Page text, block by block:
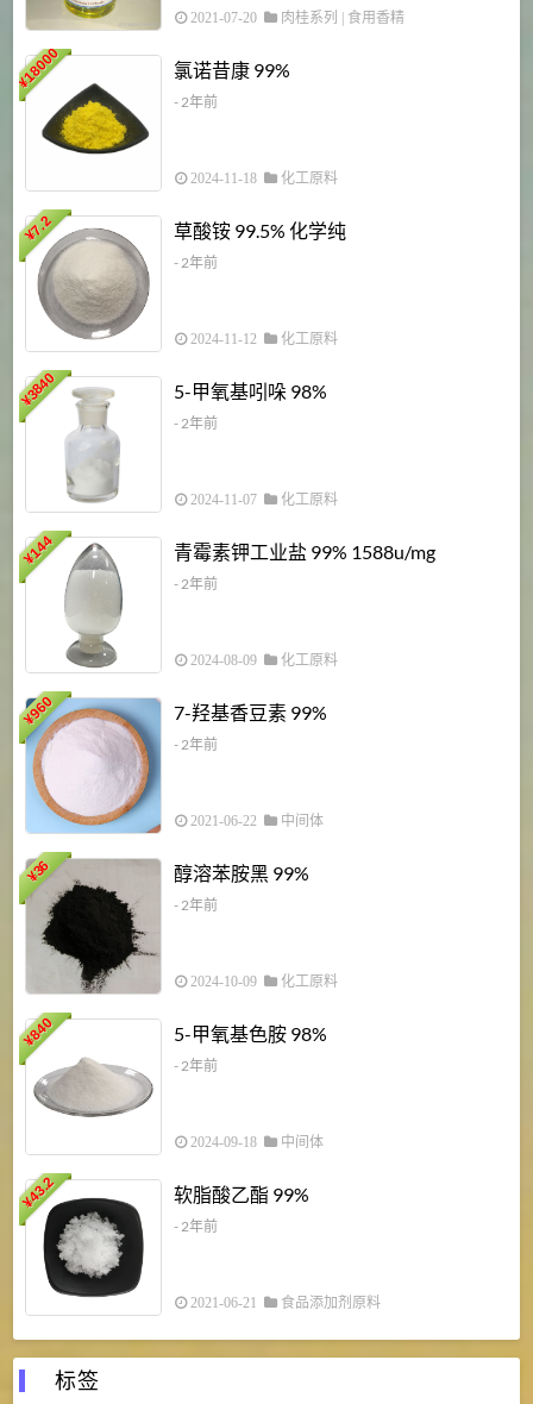
2021-07-20 肉桂系列 食用香精
¥
18000 氯诺昔康 99%
- 2年前
2024-11-18 化工原料
¥
7.2 草酸铵 99.5% 化学纯
- 2年前
2024-11-12 化工原料
¥
3840 5-甲氧基吲哚 98%
- 2年前
2024-11-07 化工原料
¥
144 青霉素钾工业盐 99% 1588u/mg
- 2年前
2024-08-09 化工原料
¥
960 7-羟基香豆素 99%
- 2年前
2021-06-22 中间体
¥
36 醇溶苯胺黑 99%
- 2年前
2024-10-09 化工原料
¥
840 5-甲氧基色胺 98%
- 2年前
2024-09-18 中间体
¥
43.2 软脂酸乙酯 99%
- 2年前
2021-06-21 食品添加剂原料
标签